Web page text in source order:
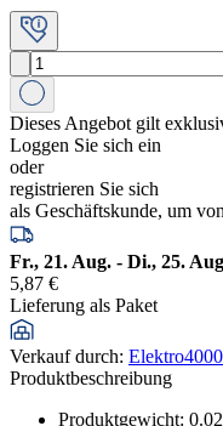
Dieses Angebot gilt
Loggen Sie sich ein
oder
registrieren Sie sich
als Geschäftskunde, um
Fr., 21. Aug. - Di., 25.
5,87 €
Lieferung als Paket
Verkauf durch: Elektro4000
Produktbeschreibung
Produktgewicht: